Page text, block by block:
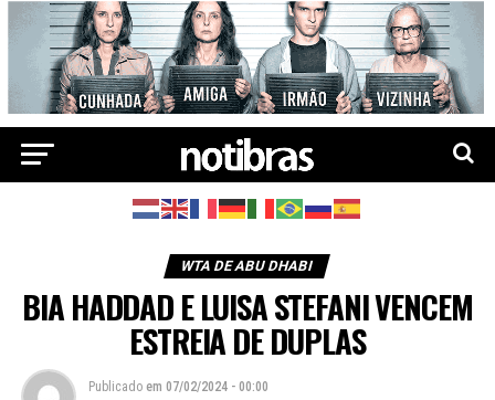
WTA DE ABU DHABI
BIA HADDAD E LUISA STEFANI VENCEM
ESTREIA DE DUPLAS
Publicado em 07/02/2024 - 00:00